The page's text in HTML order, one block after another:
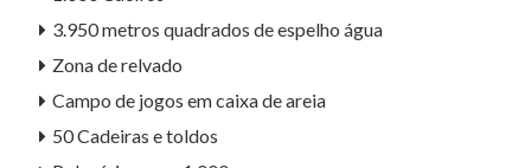
3.950 metros quadrados de espelho água
Zona de relvado
Campo de jogos em caixa de areia
50 Cadeiras e toldos